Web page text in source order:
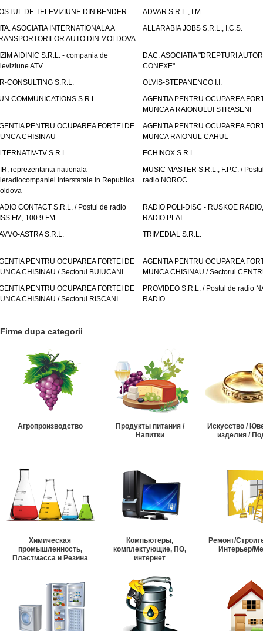
DE TELEVIZIUNE DIN BENDER
ADVAR S.R.L., I.M.
ASOCIATIA INTERNATIONALA A
AUTO DIN MOLDOVA
ALLARABIA JOBS S.R.L., I.C.S.
AIDINIC S.R.L. - compania de
ATV
DAC. ASOCIATIA "DREPTURI AUTOR
CONEXE"
CONSULTING S.R.L.
OLVIS-STEPANENCO I.I.
COMMUNICATIONS S.R.L.
AGENTIA PENTRU OCUPAREA
MUNCA A RAIONULUI STRASENI
PENTRU OCUPAREA FORTEI DE
CHISINAU
AGENTIA PENTRU OCUPAREA
MUNCA RAIONUL CAHUL
TV S.R.L.
ECHINOX S.R.L.
reprezentanta nationala
interstatale in Republica
MUSIC MASTER S.R.L., F.P.C. /
radio NOROC
CONTACT S.R.L. / Postul de radio
FM, 100.9 FM
RADIO POLI-DISC - RUSKOE RADIO,
RADIO PLAI
ASTRA S.R.L.
TRIMEDIAL S.R.L.
PENTRU OCUPAREA FORTEI DE
CHISINAU / Sectorul BUIUCANI
AGENTIA PENTRU OCUPAREA
MUNCA CHISINAU / Sectorul
PENTRU OCUPAREA FORTEI DE
CHISINAU / Sectorul RISCANI
PROVIDEO S.R.L. / Postul de radio
RADIO
Firme dupa categorii
Агропроизводство
Продукты питания /
Напитки
Искусство /
изделия /
Химическая
промышленность,
Пластмасса и Резина
Компьютеры,
комплектующие, ПО,
интернет
Ремонт/
Интерьер/